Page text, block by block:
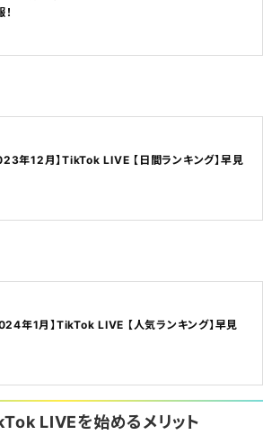
年12月】TikTok LIVE 【日間ランキング】早見
年1月】TikTok LIVE 【人気ランキング】早見
LIVEを始めるメリット